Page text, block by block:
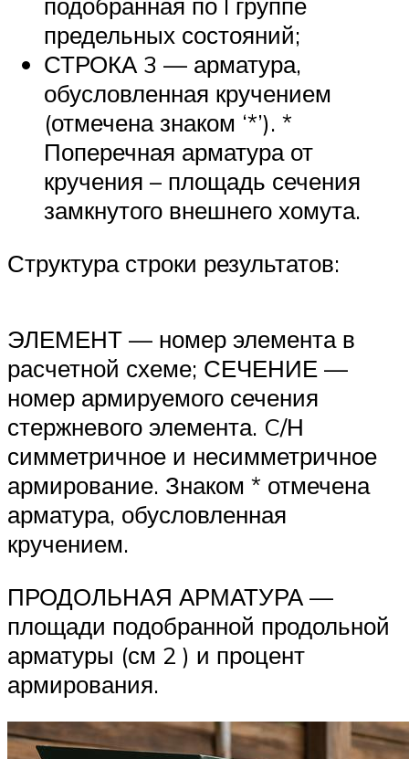
предельных состояний;
СТРОКА 3 — арматура,
обусловленная кручением
(отмечена знаком ‘*’). *
Поперечная арматура от
кручения – площадь сечения
замкнутого внешнего хомута.
Структура строки результатов:
ЭЛЕМЕНТ — номер элемента в
расчетной схеме; СЕЧЕНИЕ —
номер армируемого сечения
стержневого элемента. C/Н
симметричное и несимметричное
армирование. Знаком * отмечена
арматура, обусловленная
кручением.
ПРОДОЛЬНАЯ АРМАТУРА —
площади подобранной продольной
арматуры (см 2 ) и процент
армирования.